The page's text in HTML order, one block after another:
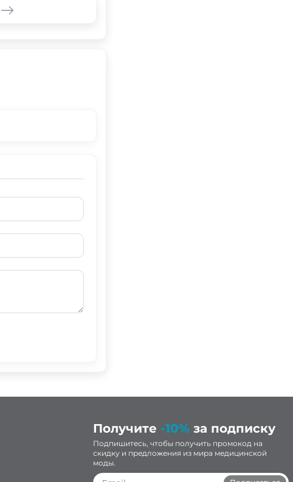
Получите -10% за подписку
Подпишитесь, чтобы получить промокод на
скидку и предложения из мира медицинской
моды.